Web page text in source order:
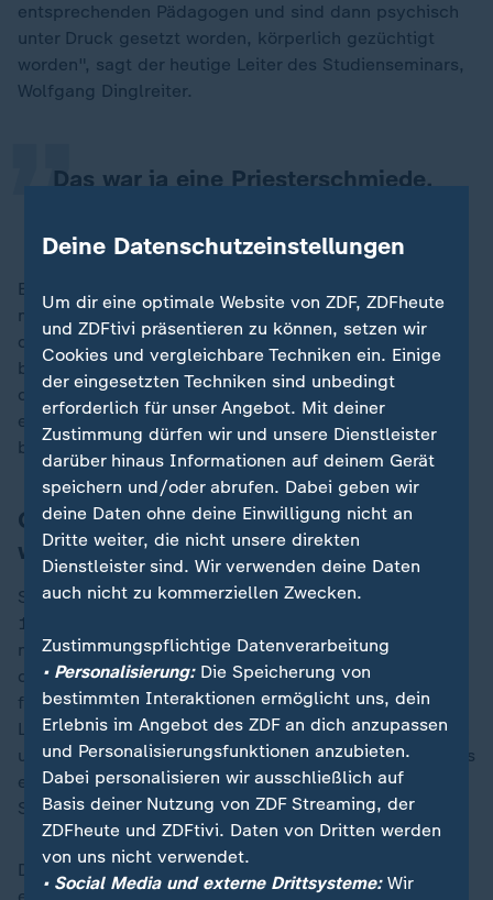
entsprechenden Pädagogen und sind dann psychisch
unter Druck gesetzt worden, körperlich gezüchtigt
worden", sagt der heutige Leiter des Studienseminars,
Wolfgang Dinglreiter.
Das war ja eine Priesterschmiede.
„
Ein früherer Direktor habe "den Anspruch gehabt,
möglichst viele Priester rauszubringen". Und wenn
dann einer der Jungen sich dagegen entschied - und
beispielsweise nicht Griechisch belegte - "dann hat er
die fallenlassen", sagt Dinglreiter. "Oder wenn jemand
eine Freundin bekommen hat, dann hat der Stress
bekommen, dann wurden Lügengeschichten erzählt."
Georg Rieperdinger muss immer noch
weinen
So erging es auch Georg Rieperdinger, der Ende der
1970er Jahre an das Studienseminar kam und heute
noch weinen muss, wenn er an die Zeit denkt. Sein
damaliger Direktor habe ihn systematisch
fertiggemacht, berichtet er. Der Priester habe die
Lügen verbreitet, Rieperdinger habe mit Drogen zu tun
und seine damalige Freundin, die es nach Angaben des
ehemaligen Seminaristen gar nicht gab, in einen
Selbstmordversuch getrieben.
Der mutmaßliche Grund auch hier: Rieperdinger
Deine Datenschutzeinstellungen
Um dir eine optimale Website von ZDF, ZDFheute
und ZDFtivi präsentieren zu können, setzen wir
Cookies und vergleichbare Techniken ein. Einige
der eingesetzten Techniken sind unbedingt
erforderlich für unser Angebot. Mit deiner
Zustimmung dürfen wir und unsere Dienstleister
darüber hinaus Informationen auf deinem Gerät
speichern und/oder abrufen. Dabei geben wir
deine Daten ohne deine Einwilligung nicht an
Dritte weiter, die nicht unsere direkten
Dienstleister sind. Wir verwenden deine Daten
auch nicht zu kommerziellen Zwecken.
Zustimmungspflichtige Datenverarbeitung
• Personalisierung:Die Speicherung von
bestimmten Interaktionen ermöglicht uns, dein
Erlebnis im Angebot des ZDF an dich anzupassen
und Personalisierungsfunktionen anzubieten.
Dabei personalisieren wir ausschließlich auf
Basis deiner Nutzung von ZDF Streaming, der
ZDFheute und ZDFtivi. Daten von Dritten werden
von uns nicht verwendet.
• Social Media und externe Drittsysteme:Wir